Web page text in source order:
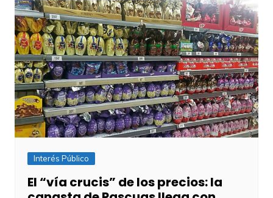
Interés Público
El “vía crucis” de los precios: la